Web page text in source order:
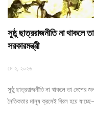
সুষ্ঠু ছাত্ররাজনীতি না থাকলে
সরকারমন্ত্রী
মে ২, ২০২৬
সুষ্ঠু ছাত্ররাজনীতি না থাকলে তা
নৈতিকতার মানুষ ক্রমেই বিরল হয়ে